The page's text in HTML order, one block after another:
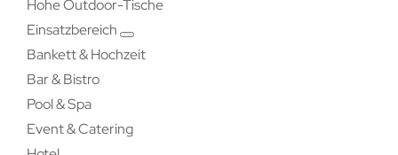
Hohe Outdoor-Tische
Einsatzbereich
Bankett & Hochzeit
Bar & Bistro
Pool & Spa
Event & Catering